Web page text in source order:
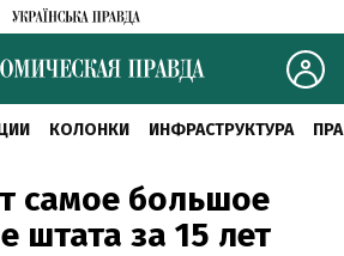
КОЛОНКИ ИНФРАСТРУКТУРА
самое большое
штата за 15 лет